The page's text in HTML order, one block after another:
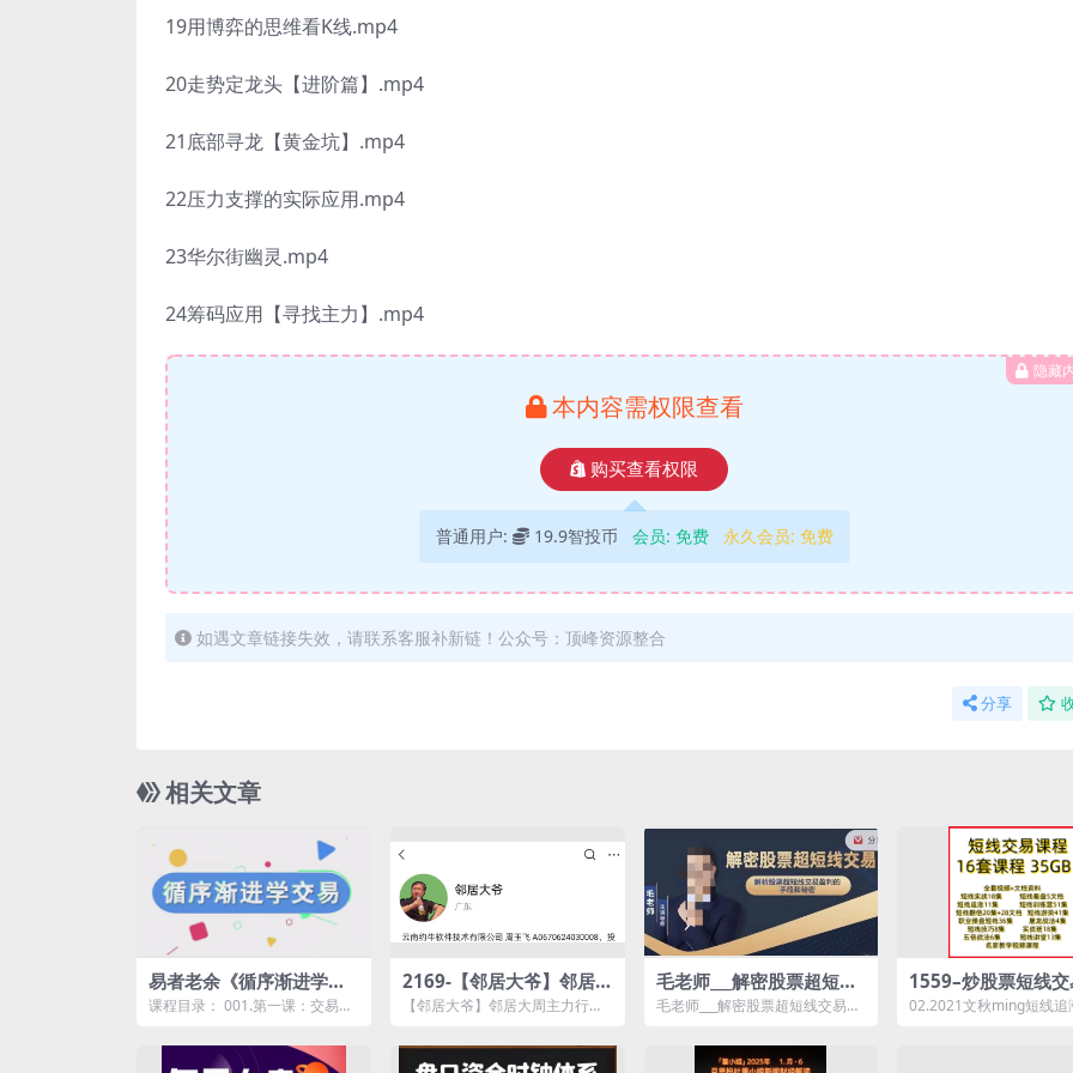
19用博弈的思维看K线.mp4
20走势定龙头【进阶篇】.mp4
21底部寻龙【黄金坑】.mp4
22压力支撑的实际应用.mp4
23华尔街幽灵.mp4
24筹码应用【寻找主力】.mp4
隐藏
本内容需权限查看
购买查看权限
普通用户: 19.9智投币 会员: 免费 永久会员: 免费
如遇文章链接失效，请联系客服补新链！公众号：顶峰资源整合
分享
相关文章
易者老余《循序渐进学交
易》
课程目录： 001.第一课：交易认
mp...
2169-【邻居大爷】邻居
大周主力行为逻辑持股三
节）2025
【邻居大爷】邻居大周主力行为
（8节）2025资源简介...
毛老师___解密股票超短线
交易
毛老师___解密股票超短线交易资
盈利...
1559–炒股票短线
程视频讲解全集入
02.2021文秋ming短线追